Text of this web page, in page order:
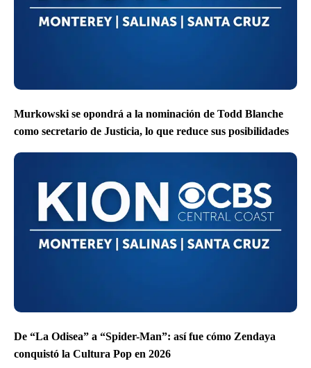
Murkowski se opondrá a la nominación de Todd Blanche
como secretario de Justicia, lo que reduce sus posibilidades
De “La Odisea” a “Spider-Man”: así fue cómo Zendaya
conquistó la Cultura Pop en 2026